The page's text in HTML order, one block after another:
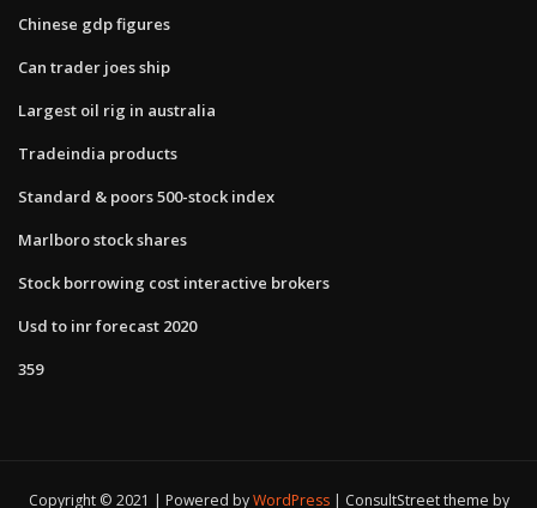
Chinese gdp figures
Can trader joes ship
Largest oil rig in australia
Tradeindia products
Standard & poors 500-stock index
Marlboro stock shares
Stock borrowing cost interactive brokers
Usd to inr forecast 2020
359
Copyright © 2021 | Powered byWordPress ConsultStreet theme by